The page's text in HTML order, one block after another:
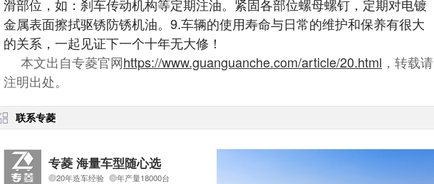
滑部位，如：刹车传动机构等定期注油。紧固各部位螺母螺钉，定期对电镀
金属表面擦拭驱锈防锈机油。9.车辆的使用寿命与日常的维护和保养有很大
的关系，一起见证下一个十年无大修！
本文出自专菱官网https://www.guanguanche.com/article/20.html ，转载请
注明出处。
联系专菱
专菱 海量车型随心选
20年造车经验 年产量18000台